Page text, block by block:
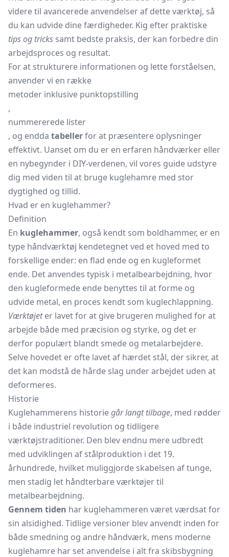
videre til avancerede anvendelser af dette værktøj, så
du kan udvide dine færdigheder. Kig efter praktiske
tips og tricks samt bedste praksis, der kan forbedre din
arbejdsproces og resultat.
For at strukturere informationen og lette forståelsen,
anvender vi en række
metoder inklusive punktopstilling
,
nummererede lister
, og endda tabellerfor at præsentere oplysninger
effektivt. Uanset om du er en erfaren håndværker eller
en nybegynder i DIY-verdenen, vil vores guide udstyre
dig med viden til at bruge kuglehamre med stor
dygtighed og tillid.
Hvad er en kuglehammer?
Definition
En kuglehammer, også kendt som boldhammer, er en
type håndværktøj kendetegnet ved et hoved med to
forskellige ender: en flad ende og en kugleformet
ende. Det anvendes typisk i metalbearbejdning, hvor
den kugleformede ende benyttes til at forme og
udvide metal, en proces kendt som kuglechlappning.
Værktøjeter lavet for at give brugeren mulighed for at
arbejde både med præcision og styrke, og det er
derfor populært blandt smede og metalarbejdere.
Selve hovedet er ofte lavet af hærdet stål, der sikrer, at
det kan modstå de hårde slag under arbejdet uden at
deformeres.
Historie
Kuglehammerens historiegår langt tilbage, med rødder
i både industriel revolution og tidligere
værktøjstraditioner. Den blev endnu mere udbredt
med udviklingen af stålproduktion i det 19.
århundrede, hvilket muliggjorde skabelsen af tunge,
men stadig let håndterbare værktøjer til
metalbearbejdning.
Gennem tiden har kuglehammeren været værdsat for
sin alsidighed. Tidlige versioner blev anvendt inden for
både smedning og andre håndværk, mens moderne
kuglehamre har set anvendelse i alt fra skibsbygning